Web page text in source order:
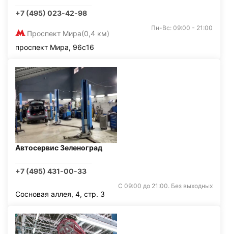
+7 (495) 023-42-98
Проспект Мира(0,4 км)
Пн-Вс: 09:00 - 21:00
проспект Мира, 96с16
Автосервис Зеленоград
+7 (495) 431-00-33
С 09:00 до 21:00. Без выходных
Сосновая аллея, 4, стр. 3